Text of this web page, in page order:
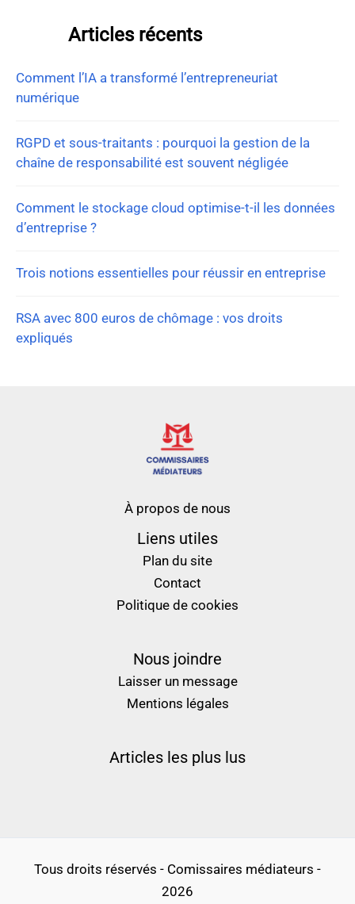
Articles récents
Comment l’IA a transformé l’entrepreneuriat
numérique
RGPD et sous-traitants : pourquoi la gestion de la
chaîne de responsabilité est souvent négligée
Comment le stockage cloud optimise-t-il les données
d’entreprise ?
Trois notions essentielles pour réussir en entreprise
RSA avec 800 euros de chômage : vos droits
expliqués
À propos de nous
Liens utiles
Plan du site
Contact
Politique de cookies
Nous joindre
Laisser un message
Mentions légales
Articles les plus lus
Tous droits réservés - Comissaires médiateurs -
2026